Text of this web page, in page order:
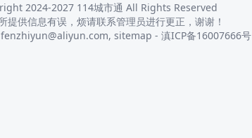
2024-2027 114城市通 All Rights Reserved
提供信息有误，烦请联系管理员进行更正，谢谢！
fenzhiyun@aliyun.com, sitemap - 滇ICP备16007666号